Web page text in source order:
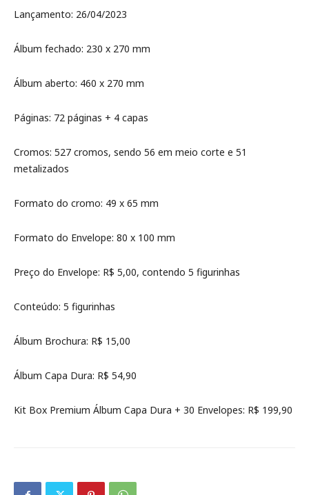
Lançamento: 26/04/2023
Álbum fechado: 230 x 270 mm
Álbum aberto: 460 x 270 mm
Páginas: 72 páginas + 4 capas
Cromos: 527 cromos, sendo 56 em meio corte e 51
metalizados
Formato do cromo: 49 x 65 mm
Formato do Envelope: 80 x 100 mm
Preço do Envelope: R$ 5,00, contendo 5 figurinhas
Conteúdo: 5 figurinhas
Álbum Brochura: R$ 15,00
Álbum Capa Dura: R$ 54,90
Kit Box Premium Álbum Capa Dura + 30 Envelopes: R$ 199,90